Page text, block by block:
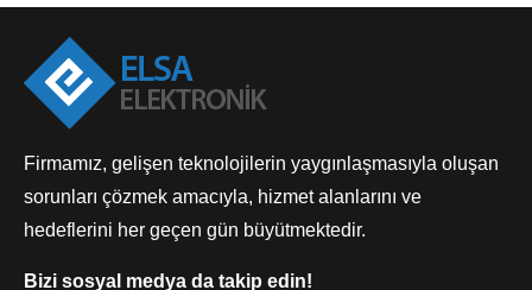
Firmamız, gelişen teknolojilerin yaygınlaşmasıyla oluşan
sorunları çözmek amacıyla, hizmet alanlarını ve
hedeflerini her geçen gün büyütmektedir.
Bizi sosyal medya da takip edin!